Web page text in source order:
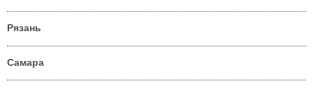
Рязань
Самара